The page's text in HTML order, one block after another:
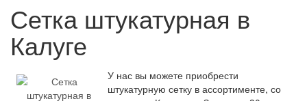
Сетка штукатурная в
Калуге
У нас вы можете приобрести
штукатурную сетку в ассортименте, со